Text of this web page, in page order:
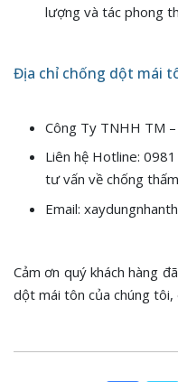
lượng và tác phong
Địa chỉ chống dột mái
Công Ty TNHH TM
Liên hệ Hotline:
tư vấn về chống
Email:
Cảm ơn quý khách hàng
dột mái tôn của chúng tôi,